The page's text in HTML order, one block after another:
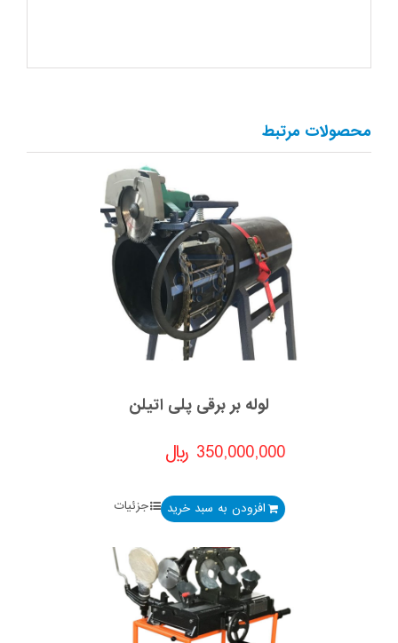
محصولات مرتبط
لوله بر برقی پلی اتیلن
﷼ 350,000,000
افزودن به سبد خرید جزئیات